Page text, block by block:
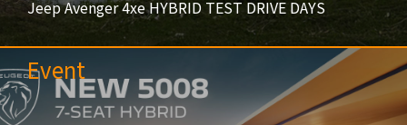
Jeep Avenger 4xe HYBRID TEST DRIVE DAYS
Event